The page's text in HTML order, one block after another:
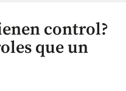
control?
que un